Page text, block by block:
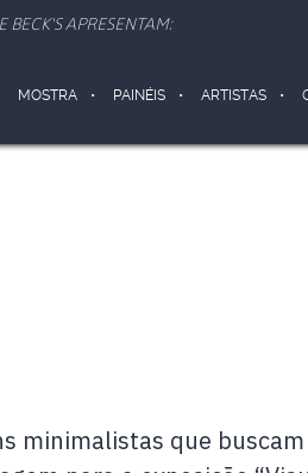
BECK'S APRESENTAM:
MOSTRA PAINÉIS ARTISTAS
minimalistas que